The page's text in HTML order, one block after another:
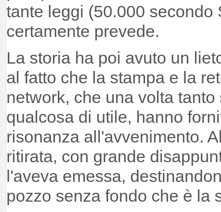
tante leggi (50.000 secondo
certamente prevede.
La storia ha poi avuto un
al fatto che la stampa e la
network, che una volta
qualcosa di utile, hanno
risonanza all'avvenimento.
ritirata, con grande
l'aveva emessa,
pozzo senza fondo che è la